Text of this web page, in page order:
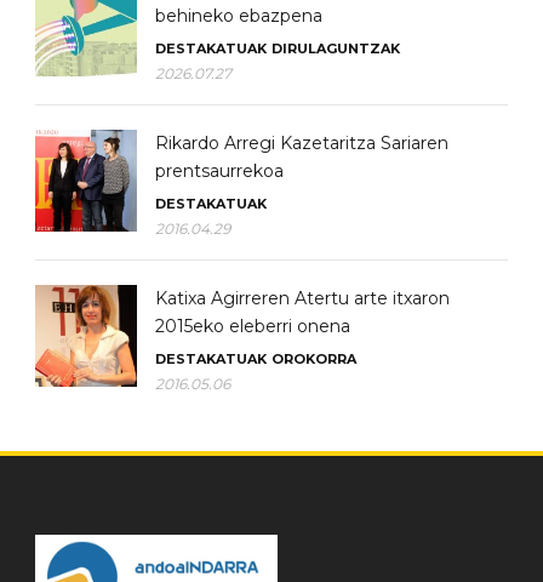
behineko ebazpena
DESTAKATUAK DIRULAGUNTZAK
2026.07.27
Rikardo Arregi Kazetaritza Sariaren
prentsaurrekoa
DESTAKATUAK
2016.04.29
Katixa Agirreren Atertu arte itxaron
2015eko eleberri onena
DESTAKATUAK OROKORRA
2016.05.06